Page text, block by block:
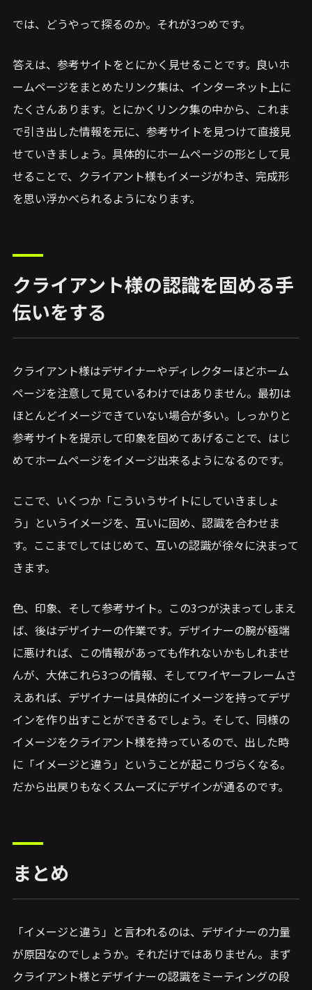
では、どうやって探るのか。それが3つめです。
答えは、参考サイトをとにかく見せることです。良いホ
ームページをまとめたリンク集は、インターネット上に
たくさんあります。とにかくリンク集の中から、これま
で引き出した情報を元に、参考サイトを見つけて直接見
せていきましょう。具体的にホームページの形として見
せることで、クライアント様もイメージがわき、完成形
を思い浮かべられるようになります。
クライアント様の認識を固める手
伝いをする
クライアント様はデザイナーやディレクターほどホーム
ページを注意して見ているわけではありません。最初は
ほとんどイメージできていない場合が多い。しっかりと
参考サイトを提示して印象を固めてあげることで、はじ
めてホームページをイメージ出来るようになるのです。
ここで、いくつか「こういうサイトにしていきましょ
う」というイメージを、互いに固め、認識を合わせま
す。ここまでしてはじめて、互いの認識が徐々に決まって
きます。
色、印象、そして参考サイト。この3つが決まってしまえ
ば、後はデザイナーの作業です。デザイナーの腕が極端
に悪ければ、この情報があっても作れないかもしれませ
んが、大体これら3つの情報、そしてワイヤーフレームさ
えあれば、デザイナーは具体的にイメージを持ってデザ
インを作り出すことができるでしょう。そして、同様の
イメージをクライアント様を持っているので、出した時
に「イメージと違う」ということが起こりづらくなる。
だから出戻りもなくスムーズにデザインが通るのです。
まとめ
「イメージと違う」と言われるのは、デザイナーの力量
が原因なのでしょうか。それだけではありません。まず
クライアント様とデザイナーの認識をミーティングの段